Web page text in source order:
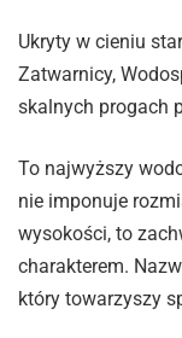
Ukryty w cieniu
Zatwarnicy,
skalnych progach
To najwyższy
nie imponuje
wysokości, to
charakterem.
który towarzyszy